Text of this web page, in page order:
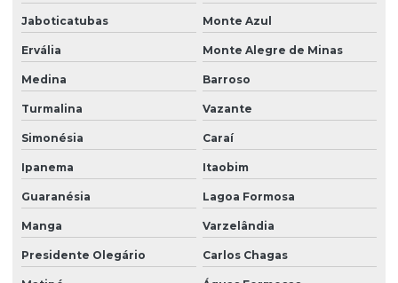
Jaboticatubas Monte Azul
Ervália Monte Alegre de Minas
Medina Barroso
Turmalina Vazante
Simonésia Caraí
Ipanema Itaobim
Guaranésia Lagoa Formosa
Manga Varzelândia
Presidente Olegário Carlos Chagas